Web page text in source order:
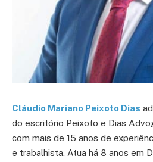
Cláudio Mariano Peixoto Dias
do escritório Peixoto e Dias
com mais de 15 anos de
e trabalhista. Atua há 8 anos em